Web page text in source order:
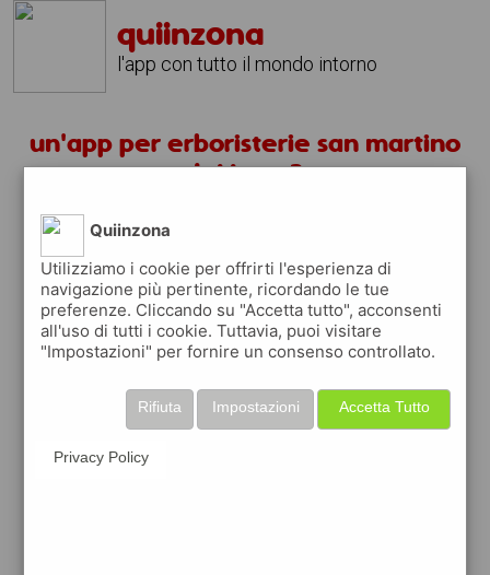
quiinzona
l'app con tutto il mondo intorno
un'app per erboristerie san martino
del lago ?
scarica gratis app
quiinzona è una app
gratuita
che ti aiuta se cerchi 'un'app per
ti premia ogni volta che la usi
raccogli punti da convertire inbuoni sconto
Quiinzona
Utilizziamo i cookie per offrirti l'esperienza di
navigazione più pertinente, ricordando le tue
preferenze. Cliccando su "Accetta tutto", acconsenti
all'uso di tutti i cookie. Tuttavia, puoi visitare
"Impostazioni" per fornire un consenso controllato.
Accetta Tutto
Impostazioni
Rifiuta
Privacy Policy